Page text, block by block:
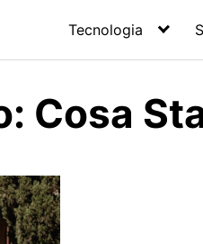
Tecnologia
Cosa